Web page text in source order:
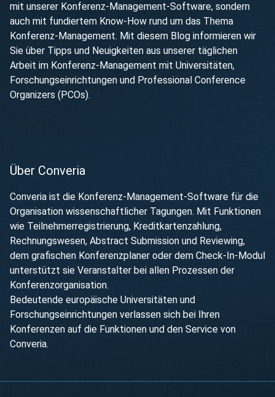
mit unserer Konferenz-Management-Software, sondern
auch mit fundiertem Know-How rund um das Thema
Konferenz-Management. Mit diesem Blog informieren wir
Sie über Tipps und Neuigkeiten aus unserer täglichen
Arbeit im Konferenz-Management mit Universitäten,
Forschungseinrichtungen und Professional Conference
Organizers (PCOs).
Über Converia
Converia ist die Konferenz-Management-Software für die
Organisation wissenschaftlicher Tagungen. Mit Funktionen
wie Teilnehmerregistrierung, Kreditkartenzahlung,
Rechnungswesen, Abstract Submission und Reviewing,
dem grafischen Konferenzplaner oder dem Check-In-Modul
unterstützt sie Veranstalter bei allen Prozessen der
Konferenzorganisation.
Bedeutende europäische Universitäten und
Forschungseinrichtungen verlassen sich bei Ihren
Konferenzen auf die Funktionen und den Service von
Converia.